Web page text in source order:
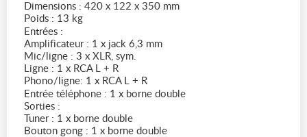
Dimensions : 420 x 122 x 350 mm
Poids : 13 kg
Entrées :
Amplificateur : 1 x jack 6,3 mm
Mic/ligne : 3 x XLR, sym.
Ligne : 1 x RCA L + R
Phono/ligne: 1 x RCA L + R
Entrée téléphone : 1 x borne double
Sorties :
Tuner : 1 x borne double
Bouton gong : 1 x borne double